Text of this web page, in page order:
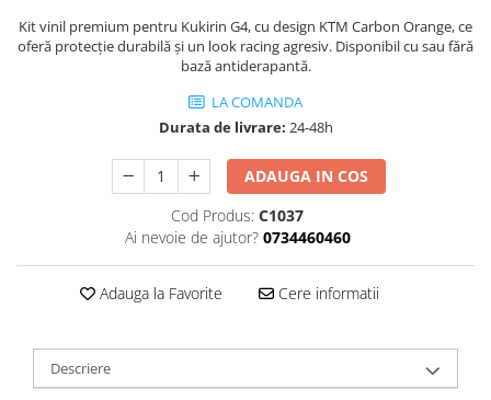
KuKirin T3
Xiaomi Mi
Anvelope pneumatice
Anvelope solide
Camere de aer
Lumini / iluminare
Kit vinil premium pentru Kukirin G4, cu design KTM Carbon Orange, ce
oferă protecție durabilă și un look racing agresiv. Disponibil cu sau fără
bază antiderapantă.
LA COMANDA
Durata de livrare: 24-48h
ADAUGA IN COS
Cod Produs: C1037
Ai nevoie de ajutor? 0734460460
Adauga la Favorite Cere informatii
Descriere